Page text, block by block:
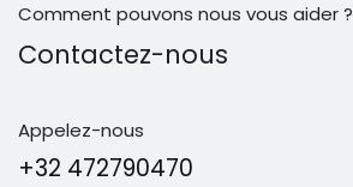
Comment pouvons nous vous aider ?
Contactez-nous
Appelez-nous
+32 472790470